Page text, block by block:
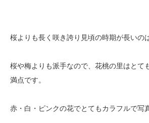
桜よりも長く咲き誇り見頃の時期が長いの
桜や梅よりも派手なので、花桃の里はとて
満点です。
赤・白・ピンクの花でとてもカラフルで写